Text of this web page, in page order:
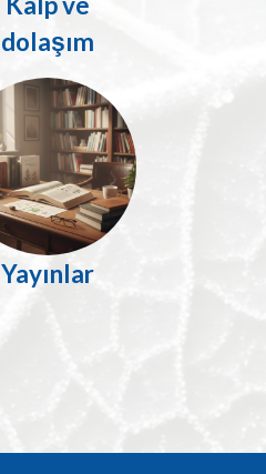
dolaşım
Yayınlar